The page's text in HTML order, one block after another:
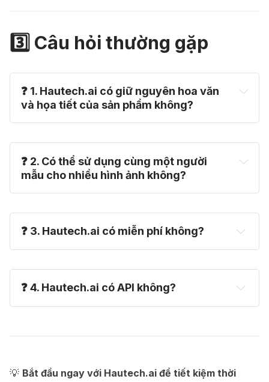
3️⃣ Câu hỏi thường gặp
❓ 1. Hautech.ai có giữ nguyên hoa văn
và họa tiết của sản phẩm không?
❓ 2. Có thể sử dụng cùng một người
mẫu cho nhiều hình ảnh không?
❓ 3. Hautech.ai có miễn phí không?
❓ 4. Hautech.ai có API không?
💡 Bắt đầu ngay với Hautech.ai để tiết kiệm thời